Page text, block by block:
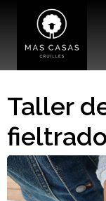
contenido
Taller
fieltrado